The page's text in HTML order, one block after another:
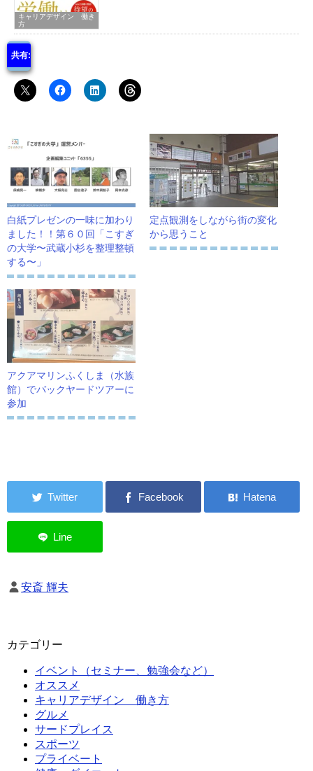
キャリアデザイン 働き
方
共有:
白紙プレゼンの一味に加わり
ました！！第６０回「こすぎ
の大学〜武蔵小杉を整理整頓
する〜」
定点観測をしながら街の変化
から思うこと
アクアマリンふくしま（水族
館）でバックヤードツアーに
参加
安斎 輝夫
カテゴリー
イベント（セミナー、勉強会など）
オススメ
キャリアデザイン 働き方
グルメ
サードプレイス
スポーツ
プライベート